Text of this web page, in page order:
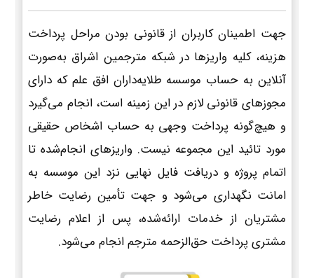
جهت اطمینان کاربران از قانونی بودن مراحل پرداخت
هزینه، کلیه واریزها در شبکه مترجمین اشراق به‌صورت
آنلاین به حساب موسسه طلایه‌داران افق علم که دارای
مجوزهای قانونی لازم در این زمینه است، انجام می‌گیرد
و هیچ‌گونه پرداخت وجهی به حساب اشخاص حقیقی
مورد تائید این مجموعه نیست. واریزهای انجام‌شده تا
اتمام پروژه و دریافت فایل نهایی نزد این موسسه به
امانت نگهداری می‌شود و جهت تأمین رضایت خاطر
مشتریان از خدمات ارائه‌شده، پس از اعلام رضایت
مشتری پرداخت حق‌الزحمه مترجم انجام می‌شود.